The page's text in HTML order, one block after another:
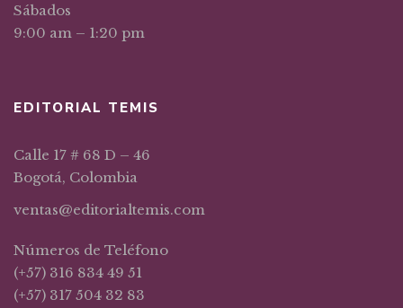
Sábados
9:00 am – 1:20 pm
EDITORIAL TEMIS
Calle 17 # 68 D – 46
Bogotá, Colombia
ventas@editorialtemis.com
Números de Teléfono
(+57) 316 834 49 51
(+57) 317 504 32 83